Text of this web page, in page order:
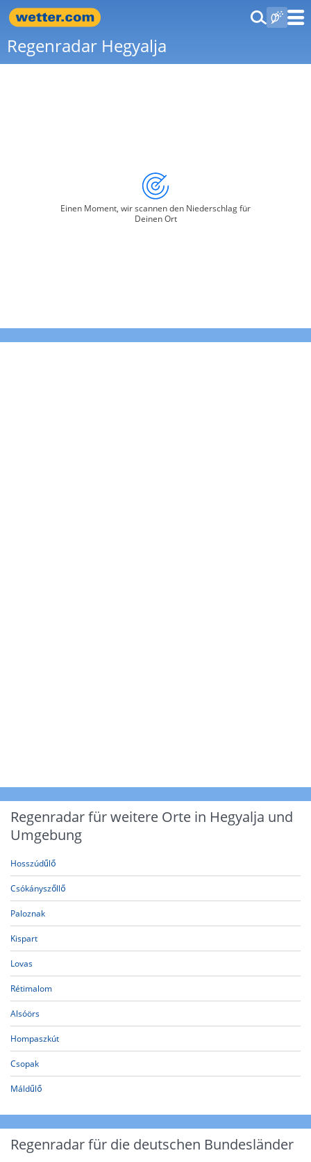
Regenradar Hegyalja
Einen Moment, wir scannen den Niederschlag für
Deinen Ort
Regenradar für weitere Orte in Hegyalja und
Umgebung
Hosszúdűlő
Csókányszőllő
Paloznak
Kispart
Lovas
Rétimalom
Alsóörs
Hompaszkút
Csopak
Máldűlő
Regenradar für die deutschen Bundesländer